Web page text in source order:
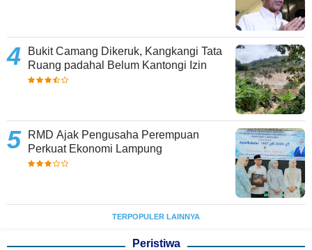
Bukit Camang Dikeruk, Kangkangi Tata
Ruang padahal Belum Kantongi Izin
RMD Ajak Pengusaha Perempuan
Perkuat Ekonomi Lampung
TERPOPULER LAINNYA
Peristiwa